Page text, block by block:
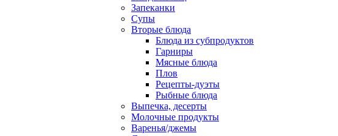
Запеканки
Супы
Вторые блюда
Блюда из субпродуктов
Гарниры
Мясные блюда
Плов
Рецепты-дуэты
Рыбные блюда
Выпечка, десерты
Молочные продукты
Варенья/джемы